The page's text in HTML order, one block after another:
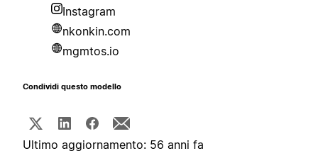
Instagram
nkonkin.com
mgmtos.io
Condividi questo modello
Ultimo aggiornamento: 56 anni fa